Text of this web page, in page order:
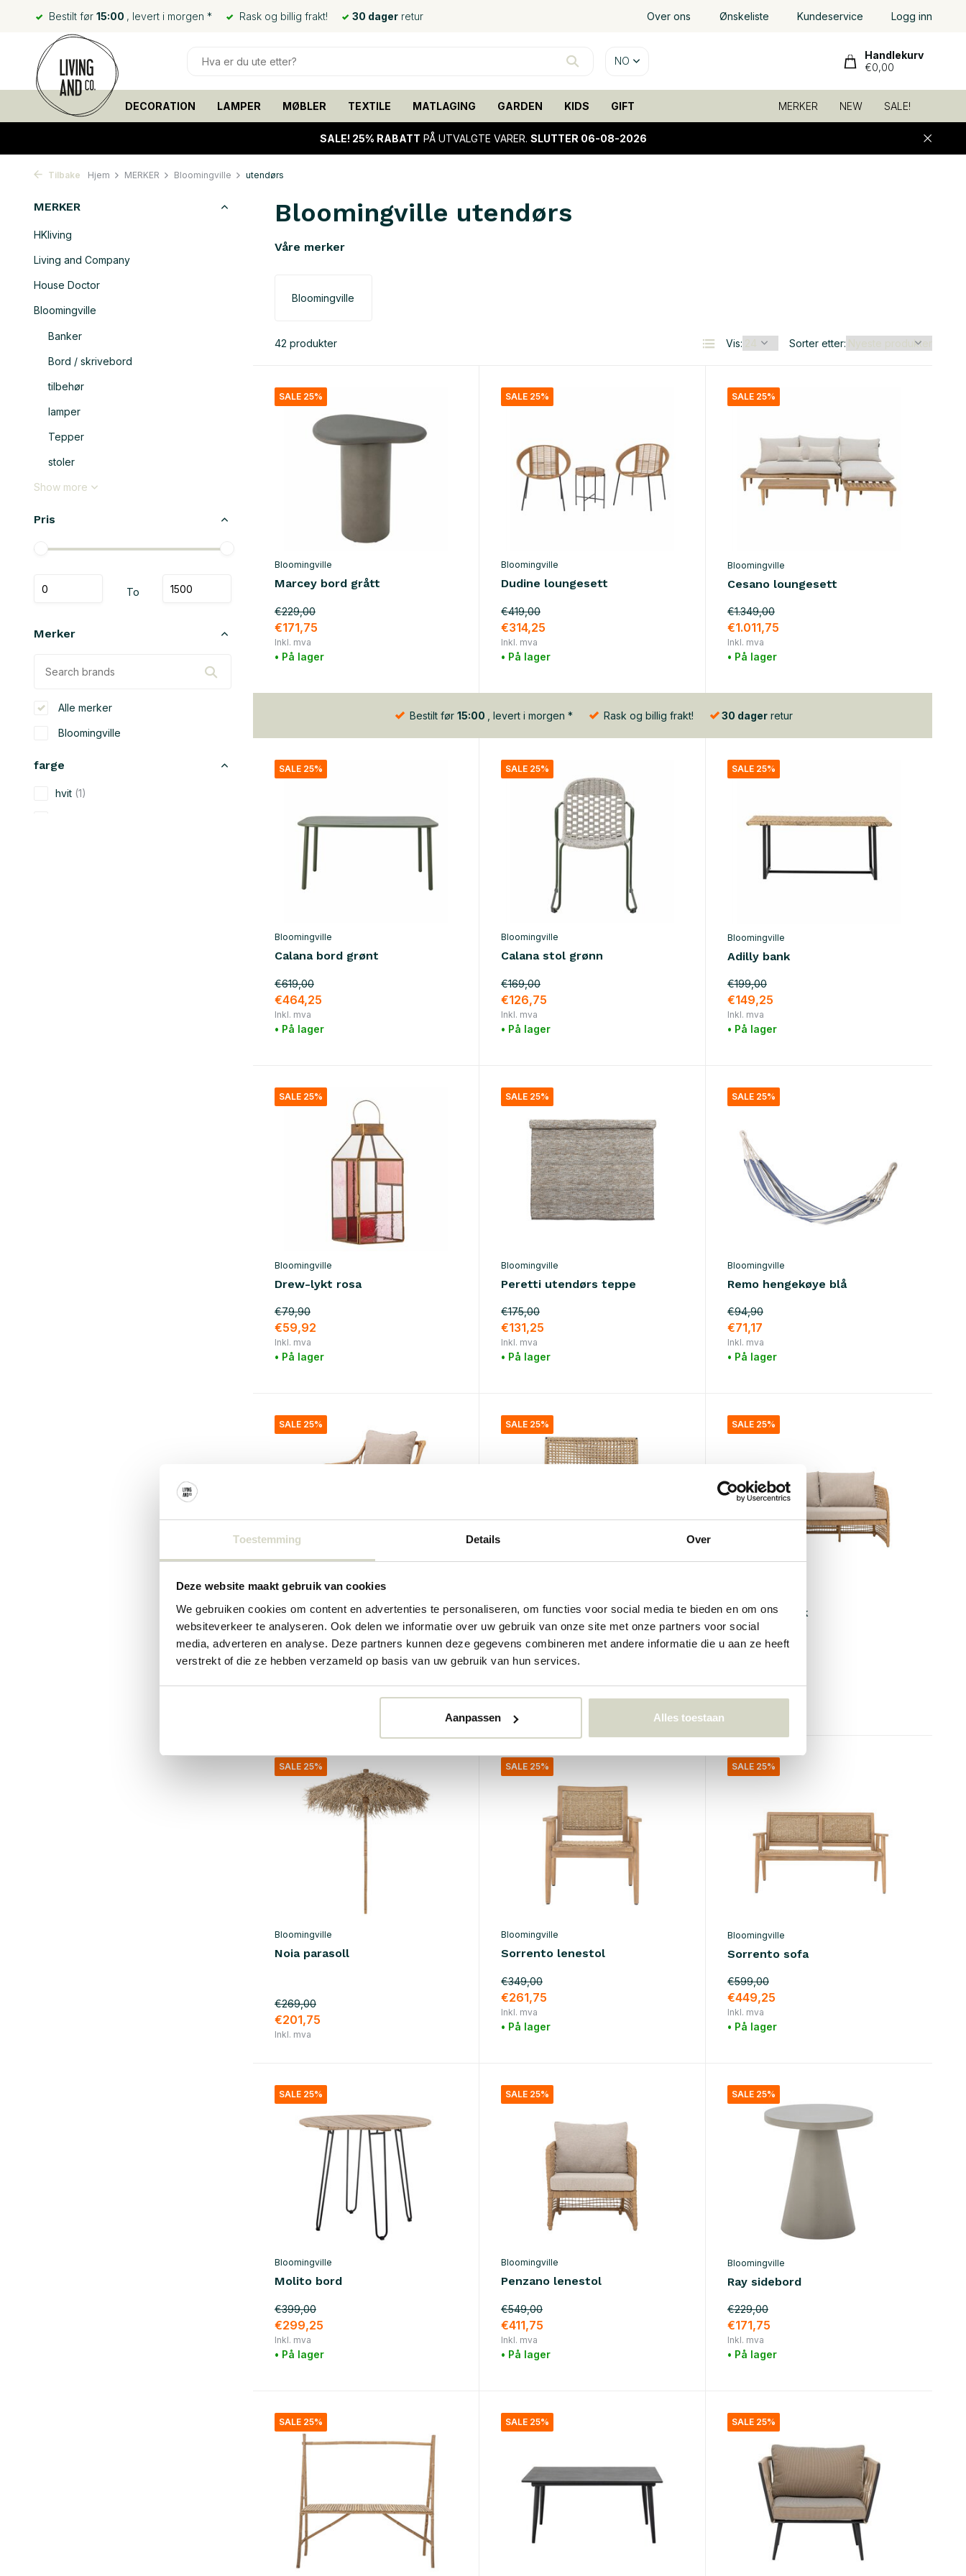
Toestemming Details Over
Deze website maakt gebruik van cookies
We gebruiken cookies om content en advertenties te personaliseren, om functies voor social media te bieden en om ons
websiteverkeer te analyseren. Ook delen we informatie over uw gebruik van onze site met onze partners voor social
media, adverteren en analyse. Deze partners kunnen deze gegevens combineren met andere informatie die u aan ze heeft
verstrekt of die ze hebben verzameld op basis van uw gebruik van hun services.
Aanpassen Alles toestaan
Bestilt før 15:00 , levert i morgen * Rask og billig frakt! 30 dager retur Over ons Ønskeliste Kundeservice Logg inn
NO
Handlekurv
€0,00
DECORATION LAMPER MØBLER TEXTILE MATLAGING GARDEN KIDS GIFT MERKER NEW SALE!
SALE! 25% RABATT PÅ UTVALGTE VARER. SLUTTER 06-08-2026
Tilbake Hjem MERKER Bloomingville utendørs
MERKER
HKliving
Living and Company
House Doctor
Bloomingville
Banker
Bord / skrivebord
tilbehør
lamper
Tepper
stoler
Show more
Pris
To
Merker
Alle merker
Bloomingville
farge
hvit (1)
Bloomingville utendørs
Våre merker
Bloomingville
42 produkter Vis: Sorter etter:
SALE 25%
Bloomingville
Marcey bord grått
€229,00
€171,75
Inkl. mva
• På lager
SALE 25%
Bloomingville
Dudine loungesett
€419,00
€314,25
Inkl. mva
• På lager
SALE 25%
Bloomingville
Cesano loungesett
€1.349,00
€1.011,75
Inkl. mva
• På lager
Bestilt før 15:00 , levert i morgen * Rask og billig frakt! 30 dagerretur
SALE 25%
Bloomingville
Calana bord grønt
€619,00
€464,25
Inkl. mva
• På lager
SALE 25%
Bloomingville
Calana stol grønn
€169,00
€126,75
Inkl. mva
• På lager
SALE 25%
Bloomingville
Adilly bank
€199,00
€149,25
Inkl. mva
• På lager
SALE 25%
Bloomingville
Drew-lykt rosa
€79,90
€59,92
Inkl. mva
• På lager
SALE 25%
Bloomingville
Peretti utendørs teppe
€175,00
€131,25
Inkl. mva
• På lager
SALE 25%
Bloomingville
Remo hengekøye blå
€94,90
€71,17
Inkl. mva
• På lager
SALE 25%
Bloomingville
Belluce lenestol med
fotskammel
€499,00
€374,25
Inkl. mva
SALE 25%
Vallone lenestol
€299,25
Inkl. mva
• På lager
SALE 25%
Penzano benk
Inkl. mva
• På lager
SALE 25%
Bloomingville
Noia parasoll
€269,00
€201,75
Inkl. mva
SALE 25%
Bloomingville
Sorrento lenestol
€349,00
€261,75
Inkl. mva
• På lager
SALE 25%
Bloomingville
Sorrento sofa
€599,00
€449,25
Inkl. mva
• På lager
SALE 25%
Bloomingville
Molito bord
€399,00
€299,25
Inkl. mva
• På lager
SALE 25%
Bloomingville
Penzano lenestol
€549,00
€411,75
Inkl. mva
• På lager
SALE 25%
Bloomingville
Ray sidebord
€229,00
€171,75
Inkl. mva
• På lager
SALE 25% SALE 25% SALE 25%